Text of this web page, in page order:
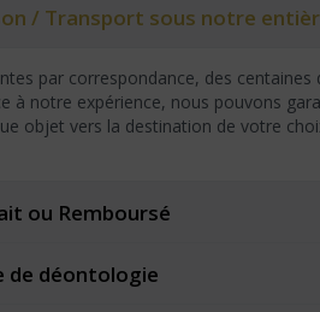
/ Transport sous notre
par correspondance, des
à notre expérience, nous pouvons
objet vers la destination de votre
ou Remboursé
de déontologie